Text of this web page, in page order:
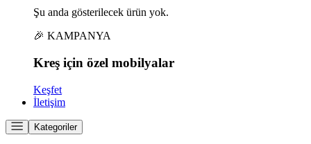
Şu anda gösterilecek ürün yok.
🎉 KAMPANYA
Kreş için özel mobilyalar
Keşfet
İletişim
Kategoriler